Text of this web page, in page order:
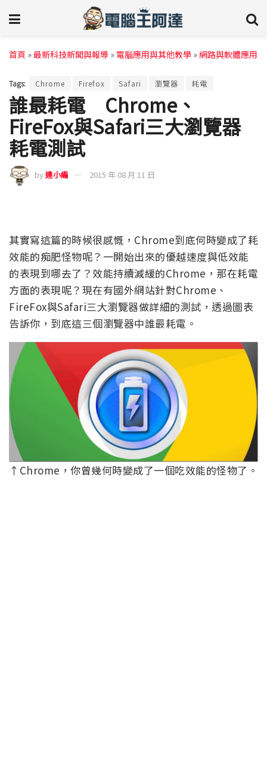
首頁 »最新科技新聞與報導 » 電腦應用與其他教學 »網路與軟體應用
Tags: Chrome Firefox Safari 瀏覽器 耗電
誰最耗電 Chrome、
FireFox與Safari三大瀏覽器
耗電測試
by達小編 2015 年 08 月 11 日
其實寫這篇的時候很感慨，Chrome到底何時變成了耗
效能的痴肥怪物呢？一開始出來的優越速度與低效能
的表現到哪去了？效能持續減緩的Chrome，那在耗電
方面的表現呢？現在有國外網站針對Chrome、
FireFox與Safari三大瀏覽器做詳細的測試，透過圖表
告訴你，到底這三個瀏覽器中誰最耗電。
↑Chrome，你曾幾何時變成了一個吃效能的怪物了。